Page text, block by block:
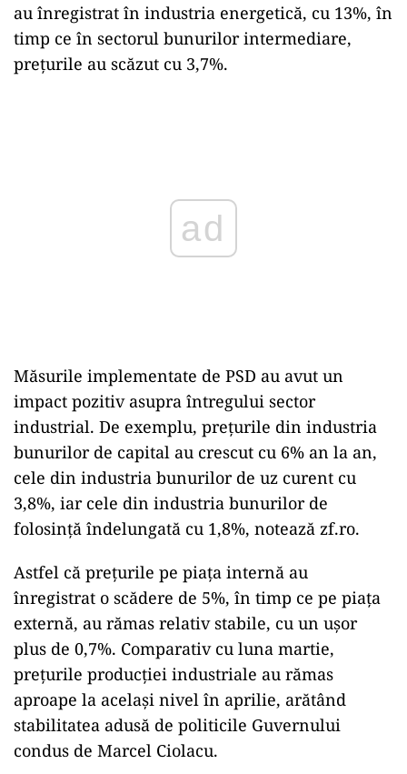
au înregistrat în industria energetică, cu 13%, în
timp ce în sectorul bunurilor intermediare,
prețurile au scăzut cu 3,7%.
Măsurile implementate de PSD au avut un
impact pozitiv asupra întregului sector
industrial. De exemplu, prețurile din industria
bunurilor de capital au crescut cu 6% an la an,
cele din industria bunurilor de uz curent cu
3,8%, iar cele din industria bunurilor de
folosință îndelungată cu 1,8%, notează zf.ro.
Astfel că prețurile pe piața internă au
înregistrat o scădere de 5%, în timp ce pe piața
externă, au rămas relativ stabile, cu un ușor
plus de 0,7%. Comparativ cu luna martie,
prețurile producției industriale au rămas
aproape la același nivel în aprilie, arătând
stabilitatea adusă de politicile Guvernului
condus de Marcel Ciolacu.